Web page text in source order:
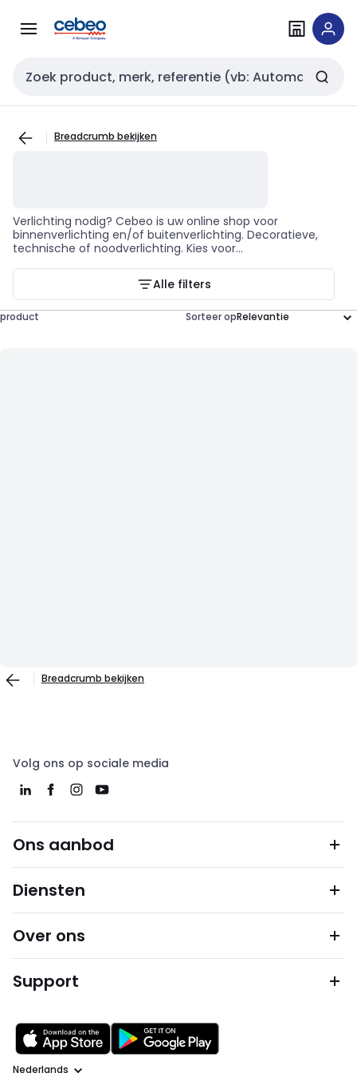
naar
naar
Zoekveld invoer
Breadcrumb bekijken
Verlichting nodig? Cebeo is uw online shop voor
binnenverlichting en/of buitenverlichting. Decoratieve,
technische of noodverlichting. Kies voor
klaar zijn voor de toekomst.
Alle filters
product Sorteer op
Breadcrumb bekijken
Volg ons op sociale media
Ons aanbod
Diensten
Over ons
Support